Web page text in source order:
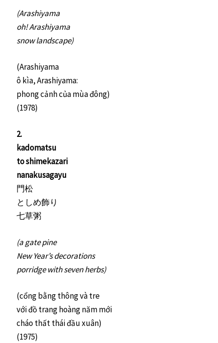
(Arashiyama
oh! Arashiyama
snow landscape)
(Arashiyama
ô kìa, Arashiyama:
phong cảnh của mùa đông)
(1978)
2.
kadomatsu
to shimekazari
nanakusagayu
門松
としめ飾り
七草粥
(a gate pine
New Year’s decorations
porridge with seven herbs)
(cổng bằng thông và tre
với đồ trang hoàng năm mới
cháo thất thái đầu xuân)
(1975)